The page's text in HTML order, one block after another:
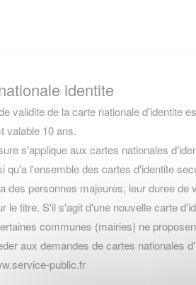
identite
validite de la carte nationale d'identite
valable 10 ans.
s'applique aux cartes nationales
qu'a l'ensemble des cartes d'identite
des personnes majeures, leur duree de
le titre. S'il s'agit d'une nouvelle carte
communes (mairies) ne
aux demandes de cartes nationales
public.fr